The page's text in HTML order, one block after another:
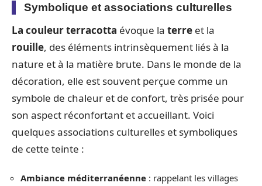
Symbolique et associations culturelles
La couleur terracotta évoque la terre et la
rouille, des éléments intrinsèquement liés à la
nature et à la matière brute. Dans le monde de la
décoration, elle est souvent perçue comme un
symbole de chaleur et de confort, très prisée pour
son aspect réconfortant et accueillant. Voici
quelques associations culturelles et symboliques
de cette teinte :
Ambiance méditerranéenne : rappelant les villages